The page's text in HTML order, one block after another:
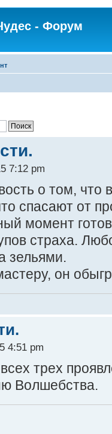
- Форум
7:12 pm
о том,
спасают от
момент
страха.
зельями.
он
4:51 pm
трех
Волшебства.